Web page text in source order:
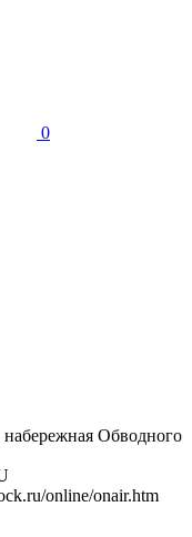
0
набережная Обводного
online/onair.htm